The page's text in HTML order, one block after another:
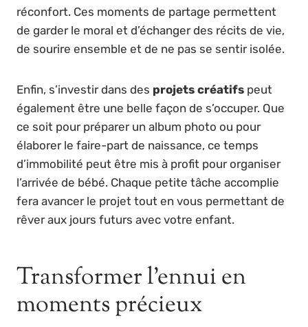
réconfort. Ces moments de partage permettent
de garder le moral et d’échanger des récits de vie,
de sourire ensemble et de ne pas se sentir isolée.
Enfin, s’investir dans des projets créatifs peut
également être une belle façon de s’occuper. Que
ce soit pour préparer un album photo ou pour
élaborer le faire-part de naissance, ce temps
d’immobilité peut être mis à profit pour organiser
l’arrivée de bébé. Chaque petite tâche accomplie
fera avancer le projet tout en vous permettant de
rêver aux jours futurs avec votre enfant.
Transformer l’ennui en
moments précieux